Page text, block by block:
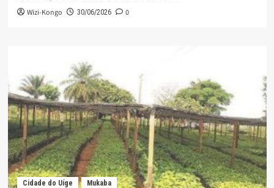
Wizi-Kongo 30/06/2026 0
Cidade do Uíge Mukaba